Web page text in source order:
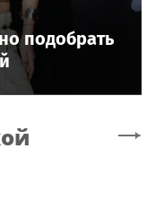
подобрать